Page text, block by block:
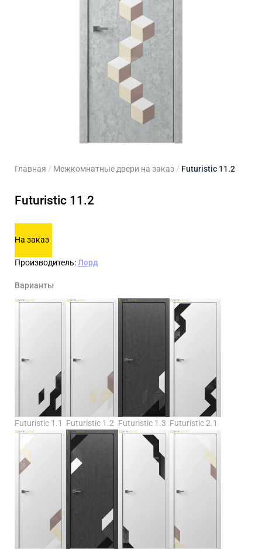
Для кладовой
Для кухни
Главная / Межкомнатные двери на заказ / Futuristic 11.2
Futuristic 11.2
На заказ
Производитель:Лорд
Варианты
Futuristic 1.1 Futuristic 1.2 Futuristic 1.3 Futuristic 2.1